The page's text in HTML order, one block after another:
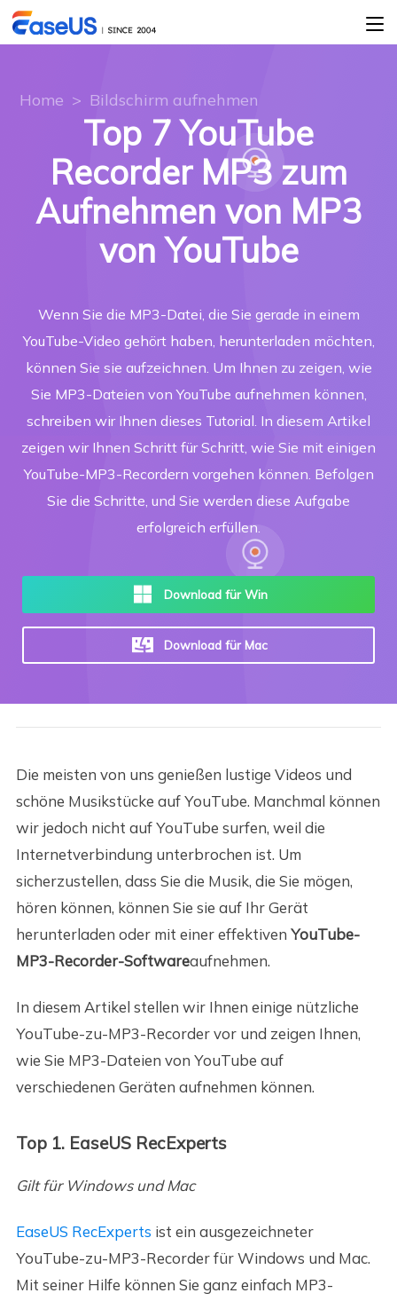
Home > Bildschirm aufnehmen
Top 7 YouTube
Recorder MP3 zum
Aufnehmen von MP3
von YouTube
Wenn Sie die MP3-Datei, die Sie gerade in einem
YouTube-Video gehört haben, herunterladen möchten,
können Sie sie aufzeichnen. Um Ihnen zu zeigen, wie
Sie MP3-Dateien von YouTube aufnehmen können,
schreiben wir Ihnen dieses Tutorial. In diesem Artikel
zeigen wir Ihnen Schritt für Schritt, wie Sie mit einigen
YouTube-MP3-Recordern vorgehen können. Befolgen
Sie die Schritte, und Sie werden diese Aufgabe
erfolgreich erfüllen.
Download für Win
Download für Mac
Die meisten von uns genießen lustige Videos und
schöne Musikstücke auf YouTube. Manchmal können
wir jedoch nicht auf YouTube surfen, weil die
Internetverbindung unterbrochen ist. Um
sicherzustellen, dass Sie die Musik, die Sie mögen,
hören können, können Sie sie auf Ihr Gerät
herunterladen oder mit einer effektiven YouTube-
MP3-Recorder-Softwareaufnehmen.
In diesem Artikel stellen wir Ihnen einige nützliche
YouTube-zu-MP3-Recorder vor und zeigen Ihnen,
wie Sie MP3-Dateien von YouTube auf
verschiedenen Geräten aufnehmen können.
Top 1. EaseUS RecExperts
Gilt für Windows und Mac
EaseUS RecExperts ist ein ausgezeichneter
YouTube-zu-MP3-Recorder für Windows und Mac.
Mit seiner Hilfe können Sie ganz einfach MP3-